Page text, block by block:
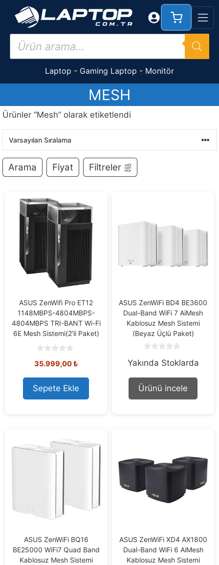
İçeriğe
Products
search
Laptop - Gaming Laptop - Monitör
MESH
Ürünler “Mesh” olarak etiketlendi
Arama Fiyat Filtreler
ASUS ZenWifi Pro ET12
1148MBPS-4804MBPS-
4804MBPS TRI-BANT Wi-Fi
6E Mesh Sistemi(2’li Paket)
o
t
o
f
5
35.999,00₺
Sepete Ekle
ASUS ZenWiFi BD4 BE3600
Dual-Band WiFi 7 AiMesh
Kablosuz Mesh Sistemi
(Beyaz Üçlü Paket)
o
t
f
Yakında Stoklarda
Ürünü incele
ASUS ZenWiFi BQ16
BE25000 WiFi7 Quad Band
Kablosuz Mesh Sistemi
ASUS ZenWiFi XD4 AX1800
Dual-Band WiFi 6 AiMesh
Kablosuz Mesh Sistemi